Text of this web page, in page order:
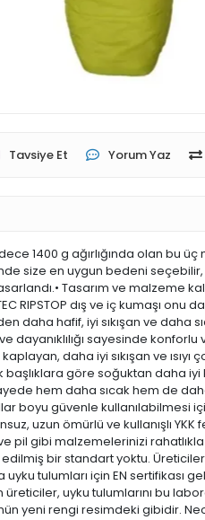
Tavsiye Et Yorum Yaz
1400 g ağırlığında olan
size en uygun bedeni
Tasarım ve
RIPSTOP dış ve iç kumaşı onu
daha hafif, iyi sıkışan ve daha
ve dayanıklılığı sayesinde
daha iyi sıkışan ve
başlıklara göre soğuktan daha
hem daha sıcak hem de
boyu güvenle kullanılabilmesi
uzun ömürlü ve kullanışlı
gibi malzemelerinizi rahatlıkla
bir standart yoktu.
uyku tulumları için EN
uyku tulumlarını bu
yeni rengi resimdeki gibidir.